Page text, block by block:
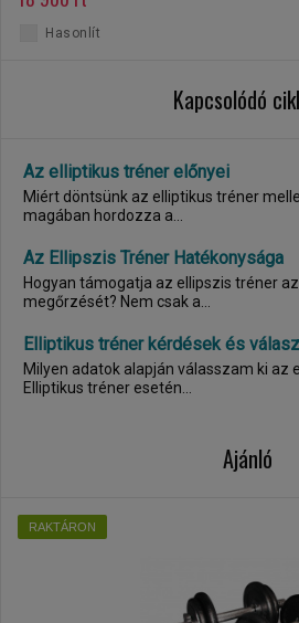
Hasonlít
Kapcsolódó
Az elliptikus tréner előnyei
Miért döntsünk az elliptikus tréner mellett? Az elliptikus
magában hordozza a...
Az Ellipszis Tréner Hatékonysága
Hogyan támogatja az ellipszis tréner
megőrzését? Nem csak a...
Elliptikus tréner kérdések és
Milyen adatok alapján válasszam ki az
Elliptikus tréner esetén...
Ajánló
RAKTÁRON